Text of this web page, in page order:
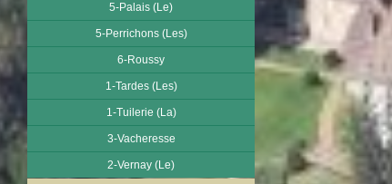
5-Palais (Le)
5-Perrichons (Les)
6-Roussy
1-Tardes (Les)
1-Tuilerie (La)
3-Vacheresse
2-Vernay (Le)